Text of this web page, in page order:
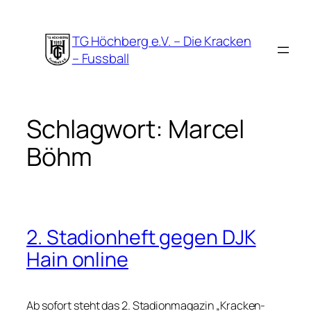
springen
TG Höchberg e.V. – Die Kracken
– Fussball
Schlagwort: Marcel
Böhm
2. Stadionheft gegen DJK
Hain online
Ab sofort steht das 2. Stadionmagazin „Kracken-